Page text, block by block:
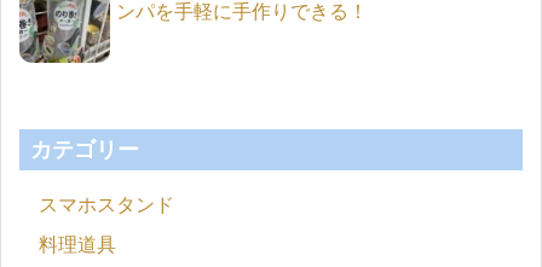
ンパを手軽に手作りできる！
カテゴリー
スマホスタンド
料理道具